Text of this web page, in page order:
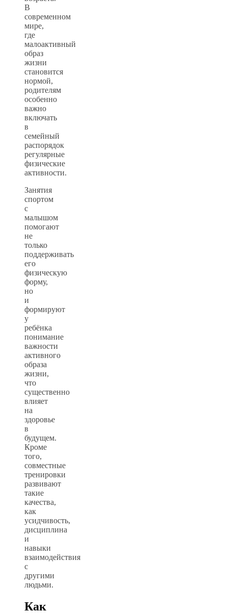
В
современном
мире,
где
малоактивный
образ
жизни
становится
нормой,
родителям
особенно
важно
включать
в
семейный
распорядок
регулярные
физические
активности.
Занятия
спортом
с
малышом
помогают
не
только
поддерживать
его
физическую
форму,
но
и
формируют
у
ребёнка
понимание
важности
активного
образа
жизни,
что
существенно
влияет
на
здоровье
в
будущем.
Кроме
того,
совместные
тренировки
развивают
такие
качества,
как
усидчивость,
дисциплина
и
навыки
взаимодействия
с
другими
людьми.
Как